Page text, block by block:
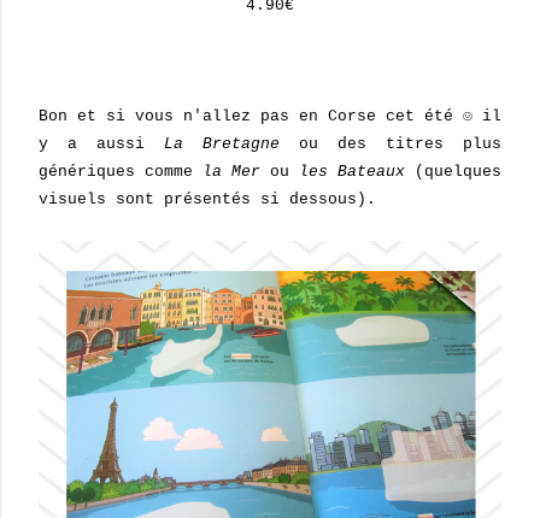
4.90€
Bon et si vous n'allez pas en Corse cet été ☺ il
y a aussi La Bretagne ou des titres plus
génériques comme
la Mer ou les Bateaux (quelques
visuels sont présentés si dessous).